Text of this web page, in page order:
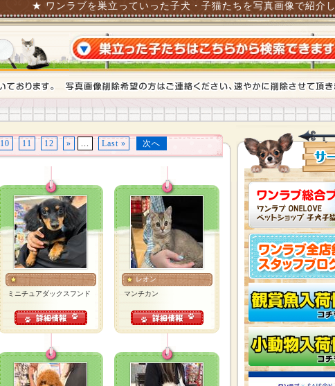
★ ワンラブを巣立っていった子犬・子猫たちを写真画像で紹介します。
10 11 12 » ... Last » 次へ
ミニチュアダックスフンド
レオン
マンチカン